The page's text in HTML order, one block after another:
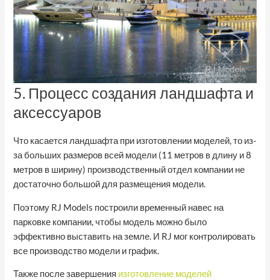
5. Процесс создания ландшафта и
аксессуаров
Что касается ландшафта при изготовлении моделей, то из-
за больших размеров всей модели (11 метров в длину и 8
метров в ширину) производственный отдел компании не
достаточно большой для размещения модели.
Поэтому RJ Models построили временный навес на
парковке компании, чтобы модель можно было
эффективно выставить на земле. И RJ мог контролировать
все производство модели и график.
Также после завершения изготовление моделей